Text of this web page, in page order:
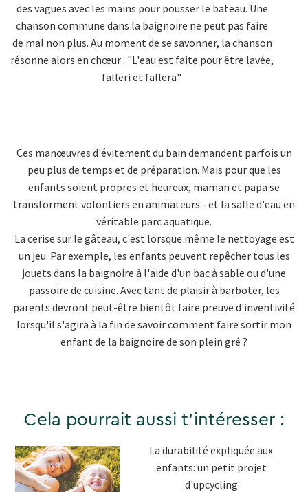
des vagues avec les mains pour pousser le bateau. Une
chanson commune dans la baignoire ne peut pas faire
de mal non plus. Au moment de se savonner, la chanson
résonne alors en chœur : "L'eau est faite pour être lavée,
falleri et fallera".
Ces manœuvres d'évitement du bain demandent parfois un
peu plus de temps et de préparation. Mais pour que les
enfants soient propres et heureux, maman et papa se
transforment volontiers en animateurs - et la salle d'eau en
véritable parc aquatique.
La cerise sur le gâteau, c'est lorsque même le nettoyage est
un jeu. Par exemple, les enfants peuvent repêcher tous les
jouets dans la baignoire à l'aide d'un bac à sable ou d'une
passoire de cuisine. Avec tant de plaisir à barboter, les
parents devront peut-être bientôt faire preuve d'inventivité
lorsqu'il s'agira à la fin de savoir comment faire sortir mon
enfant de la baignoire de son plein gré ?
Cela pourrait aussi t'intéresser :
La durabilité expliquée aux
enfants: un petit projet
d'upcycling